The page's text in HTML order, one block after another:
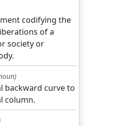
codifying the
of a
society or
backward curve to
column.